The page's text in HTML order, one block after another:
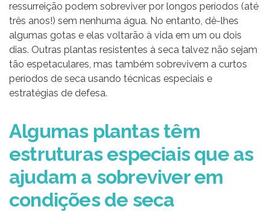
ressurreição podem sobreviver por longos períodos (até
três anos!) sem nenhuma água. No entanto, dê-lhes
algumas gotas e elas voltarão à vida em um ou dois
dias. Outras plantas resistentes à seca talvez não sejam
tão espetaculares, mas também sobrevivem a curtos
períodos de seca usando técnicas especiais e
estratégias de defesa.
Algumas plantas têm
estruturas especiais que as
ajudam a sobreviver em
condições de seca